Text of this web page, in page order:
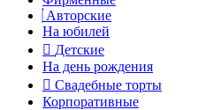
Авторские
На юбилей
Детские
На день рождения
Свадебные торты
Корпоративные